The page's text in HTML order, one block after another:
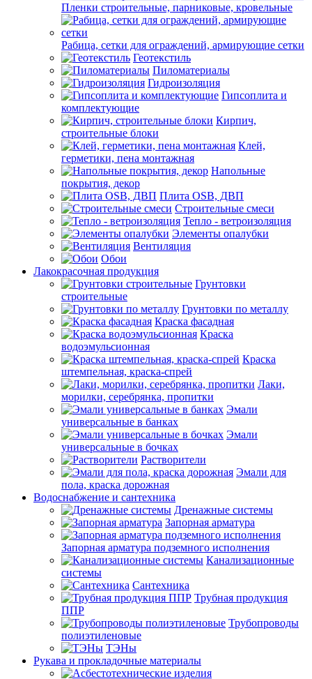
Пленки строительные, парниковые, кровельные
Рабица, сетки для ограждений, армирующие сетки
Геотекстиль
Пиломатериалы
Гидроизоляция
Гипсоплита и
комплектующие
Кирпич,
строительные блоки
Клей,
герметики, пена монтажная
Напольные
покрытия, декор
Плита OSB, ДВП
Строительные смеси
Тепло - ветроизоляция
Элементы опалубки
Вентиляция
Обои
Лакокрасочная продукция
Грунтовки
строительные
Грунтовки по металлу
Краска фасадная
Краска
водоэмульсионная
Краска
штемпельная, краска-спрей
Лаки,
морилки, серебрянка, пропитки
Эмали
универсальные в банках
Эмали
универсальные в бочках
Растворители
Эмали для
пола, краска дорожная
Водоснабжение и сантехника
Дренажные системы
Запорная арматура
Запорная арматура подземного исполнения
Канализационные
системы
Сантехника
Трубная продукция
ППР
Трубопроводы
полиэтиленовые
ТЭНы
Рукава и прокладочные материалы